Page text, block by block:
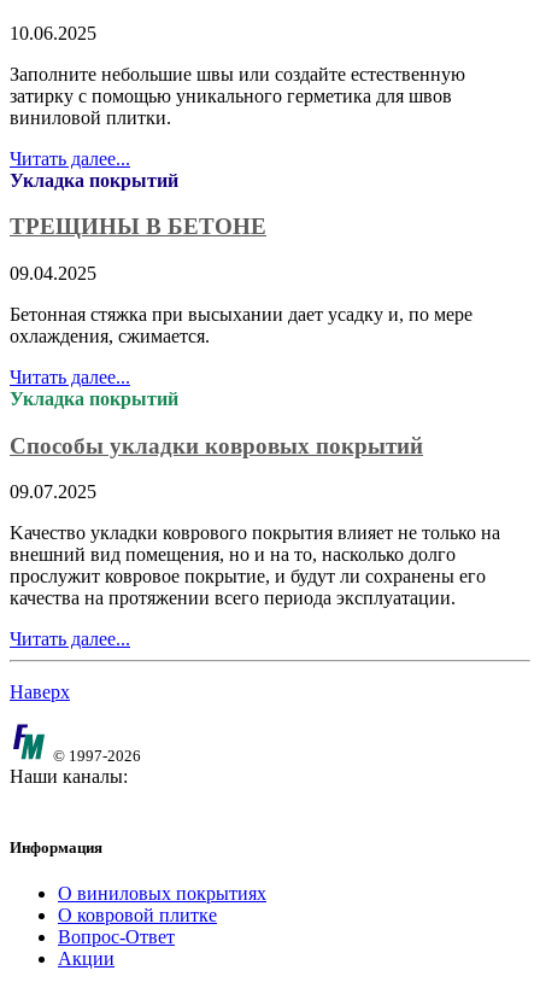
10.06.2025
Заполните небольшие швы или создайте естественную
затирку с помощью уникального герметика для швов
виниловой плитки.
Читать далее...
Укладка покрытий
ТРЕЩИНЫ В БЕТОНЕ
09.04.2025
Бетонная стяжка при высыхании дает усадку и, по мере
охлаждения, сжимается.
Читать далее...
Укладка покрытий
Способы укладки ковровых покрытий
09.07.2025
Kачество укладки коврового покрытия влияет не только на
внешний вид помещения, но и на то, насколько долго
прослужит ковровое покрытие, и будут ли сохранены его
качества на протяжении всего периода эксплуатации.
Читать далее...
Наверх
© 1997-2026
Наши каналы:
Информация
О виниловых покрытиях
О ковровой плитке
Вопрос-Ответ
Акции